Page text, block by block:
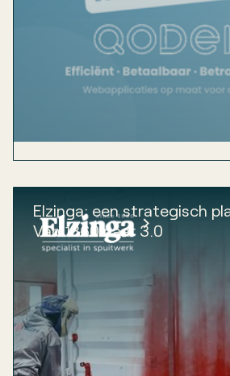
Elzinga: een strategisch
Van 1860 naar 3.0